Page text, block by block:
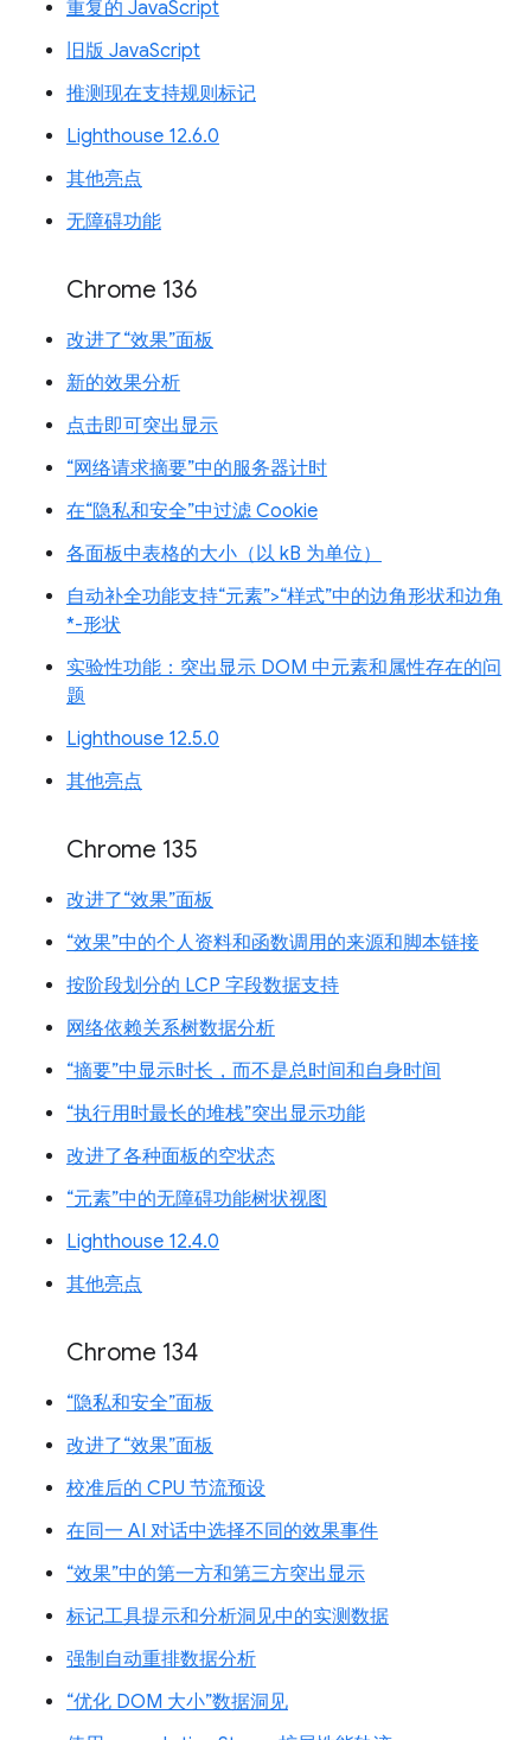
重复的 JavaScript
旧版 JavaScript
推测现在支持规则标记
Lighthouse 12.6.0
其他亮点
无障碍功能
Chrome 136
改进了“效果”面板
新的效果分析
点击即可突出显示
“网络请求摘要”中的服务器计时
在“隐私和安全”中过滤 Cookie
各面板中表格的大小（以 kB 为单位）
自动补全功能支持“元素”>“样式”中的边角形状和边角
*-形状
实验性功能：突出显示 DOM 中元素和属性存在的问
题
Lighthouse 12.5.0
其他亮点
Chrome 135
改进了“效果”面板
“效果”中的个人资料和函数调用的来源和脚本链接
按阶段划分的 LCP 字段数据支持
网络依赖关系树数据分析
“摘要”中显示时长，而不是总时间和自身时间
“执行用时最长的堆栈”突出显示功能
改进了各种面板的空状态
“元素”中的无障碍功能树状视图
Lighthouse 12.4.0
其他亮点
Chrome 134
“隐私和安全”面板
改进了“效果”面板
校准后的 CPU 节流预设
在同一 AI 对话中选择不同的效果事件
“效果”中的第一方和第三方突出显示
标记工具提示和分析洞见中的实测数据
强制自动重排数据分析
“优化 DOM 大小”数据洞见